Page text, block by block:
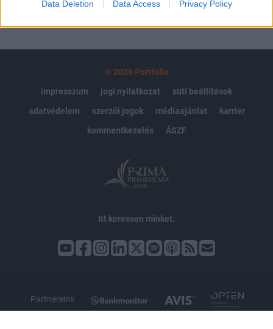
Data Deletion Data Access Privacy Policy
© 2026 Portfolio
impresszum
jogi nyilatkozat
süti beállítások
adatvédelem
szerzői jogok médiaajánlat
karrier
kommentkezelés
ÁSZF
Itt keressen minket:
Partnereink